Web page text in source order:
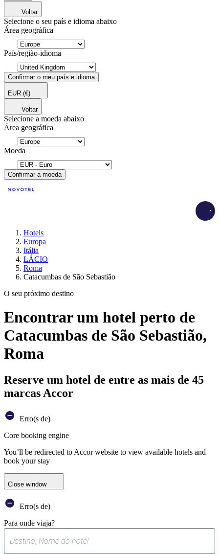
Voltar
Selecione o seu país e idioma abaixo
Área geográfica
País/região-idioma
Confirmar o meu país e idioma
EUR (€)
Voltar
Selecione a moeda abaixo
Área geográfica
Moeda
Confirmar a moeda
Hotels
Europa
Itália
LÁCIO
Roma
Catacumbas de São Sebastião
O seu próximo destino
Encontrar um hotel perto de
Catacumbas de São Sebastião,
Roma
Reserve um hotel de entre as mais de 45
marcas Accor
Erro(s de)
Core booking engine
You’ll be redirected to Accor website to view available hotels and
book your stay
Close window
Erro(s de)
Para onde viaja?
sugestão